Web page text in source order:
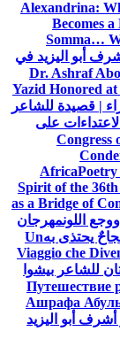
Alexandrina:
Becomes
Somma…
أبو اليزيد في
Dr. Ashraf
Yazid Honored
| قصيدة للشاعر
على
Congress
Africa
Spirit of the
as a Bridge of
اللونمهرجان
Un
Viaggio che
للشاعر بيشوا
Путешествие
Ашрафа
أبو اليزيد